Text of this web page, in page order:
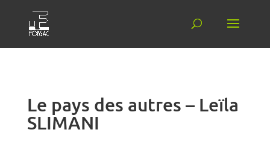
Le pays des autres – Leïla
SLIMANI